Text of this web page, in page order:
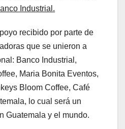
Industrial.
recibido por parte de
que se unieron a
Banco Industrial,
Maria Bonita Eventos,
Bloom Coffee, Café
lo cual será un
Guatemala y el mundo.